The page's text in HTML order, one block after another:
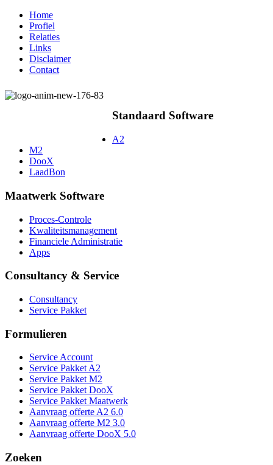
Home
Profiel
Relaties
Links
Disclaimer
Contact
Standaard Software
A2
M2
DooX
LaadBon
Maatwerk Software
Proces-Controle
Kwaliteitsmanagement
Financiele Administratie
Apps
Consultancy & Service
Consultancy
Service Pakket
Formulieren
Service Account
Service Pakket A2
Service Pakket M2
Service Pakket DooX
Service Pakket Maatwerk
Aanvraag offerte A2 6.0
Aanvraag offerte M2 3.0
Aanvraag offerte DooX 5.0
Zoeken